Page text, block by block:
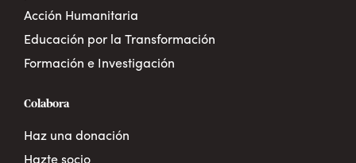
Acción Humanitaria
Educación por la Transformación
Formación e Investigación
Colabora
Haz una donación